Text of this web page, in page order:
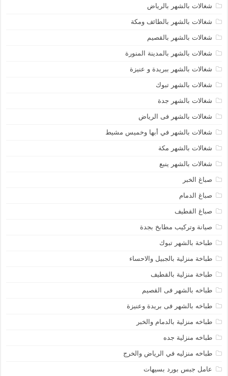
شغالات بالشهر بالرياض
شغالات بالشهر بالطائف ومكة
شغالات بالشهر بالقصيم
شغالات بالشهر بالمدينة المنورة
شغالات بالشهر ببريدة و عنيزة
شغالات بالشهر تبوك
شغالات بالشهر جدة
شغالات بالشهر فى الرياض
شغالات بالشهر في أبها وخميس مشيط
شغالات بالشهر مكة
شغالات بالشهر ينبع
صباغ الخبر
صباغ الدمام
صباغ القطيف
صيانة وتركيب مطابخ بجدة
طباخة بالشهر تبوك
طباخة منزلية بالجبيل والاحساء
طباخة منزلية بالقطيف
طباخه بالشهر فى القصيم
طباخه بالشهر فى بريدة وعنيزة
طباخه منزلية بالدمام والخبر
طباخه منزلية جده
طباخه منزليه في الرياض والخرج
عامل جبس بورد بسيهات